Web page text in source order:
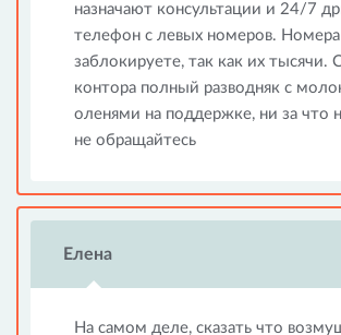
назначают консультации и 24/7
телефон с левых номеров.
заблокируете, так как их тысячи.
контора полный разводняк с
оленями на поддержке, ни за что
не обращайтесь
Елена
На самом деле, сказать что